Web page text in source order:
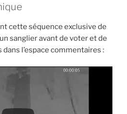
cette séquence exclusive de
sanglier avant de voter et de
l’espace commentaires :